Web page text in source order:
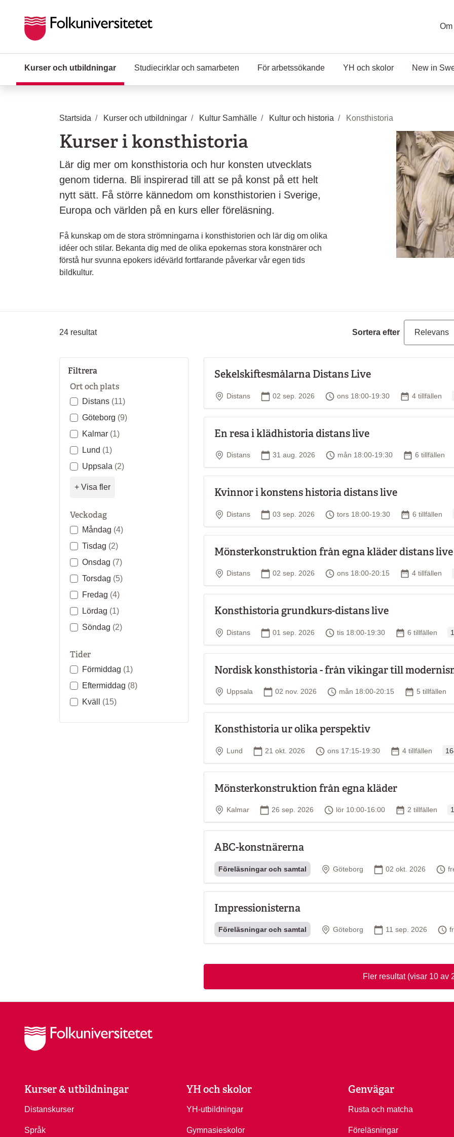
Kurser och utbildningar (Aktuell sida)
Studiecirklar och samarbeten För arbetssökande YH och skolor New in
Startsida Kurser och utbildningar Kultur Samhälle Kultur och historia Konsthistoria
Kurser i konsthistoria
Lär dig mer om konsthistoria och hur konsten utvecklats
genom tiderna. Bli inspirerad till att se på konst på ett helt
nytt sätt. Få större kännedom om konsthistorien i Sverige,
Europa och världen på en kurs eller föreläsning.
Få kunskap om de stora strömningarna i konsthistorien och lär dig om olika
idéer och stilar. Bekanta dig med de olika epokernas stora konstnärer och
förstå hur svunna epokers idévärld fortfarande påverkar vår egen tids
bildkultur.
Sortera efter
24 resultat
Filtrera
Ort och plats
Distans (11)
Göteborg (9)
Kalmar (1)
Lund (1)
Uppsala (2)
+ Visa fler
Veckodag
Måndag (4)
Tisdag (2)
Onsdag (7)
Torsdag (5)
Fredag (4)
Lördag (1)
Söndag (2)
Tider
Förmiddag (1)
Eftermiddag (8)
Kväll (15)
Sekelskiftesmålarna Distans Live
Plats
Distans Startdatum
02 sep. 2026 Tid
ons 18:00-19:30 Antal tillfällen
4 tillfällen
En resa i klädhistoria distans live
Plats
Distans Startdatum
31 aug. 2026 Tid
mån 18:00-19:30 Antal tillfällen
6 tillfällen
Kvinnor i konstens historia distans live
Plats
Distans Startdatum
03 sep. 2026 Tid
tors 18:00-19:30 Antal tillfällen
6 tillfällen
Mönsterkonstruktion från egna kläder distans live
Plats
Distans Startdatum
02 sep. 2026 Tid
ons 18:00-20:15 Antal tillfällen
4 tillfällen
Konsthistoria grundkurs-distans live
Plats
Distans Startdatum
01 sep. 2026 Tid
tis 18:00-19:30 Antal tillfällen
6 tillfällen
Nordisk konsthistoria - från vikingar till
Plats
Uppsala Startdatum
02 nov. 2026 Tid
mån 18:00-20:15 Antal tillfällen
5 tillfällen
Konsthistoria ur olika perspektiv
Plats
Lund Startdatum
21 okt. 2026 Tid
ons 17:15-19:30 Antal tillfällen
4 tillfällen
Mönsterkonstruktion från egna kläder
Plats
Kalmar Startdatum
26 sep. 2026 Tid
lör 10:00-16:00 Antal tillfällen
2 tillfällen
ABC-konstnärerna
Föreläsningar och samtal Plats
Göteborg Startdatum
02 okt. 2026
Impressionisterna
Föreläsningar och samtal Plats
Göteborg Startdatum
11 sep. 2026
Fler resultat (visar 10 av
Kurser & utbildningar
Distanskurser
Språk
YH och skolor
YH-utbildningar
Gymnasieskolor
Genvägar
Rusta och matcha
Föreläsningar